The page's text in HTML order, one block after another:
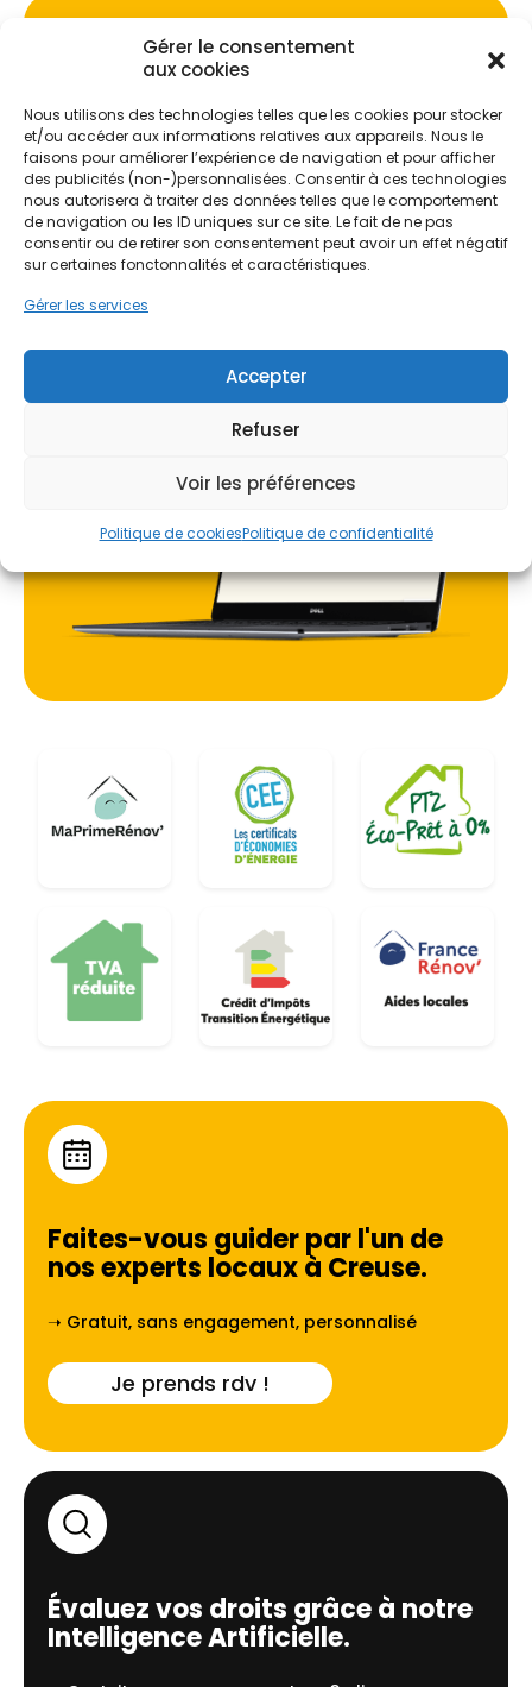
Gérer le consentement
aux cookies
Nous utilisons des technologies telles que les cookies pour stocker
et/ou accéder aux informations relatives aux appareils. Nous le
faisons pour améliorer l’expérience de navigation et pour afficher
des publicités (non-)personnalisées. Consentir à ces technologies
nous autorisera à traiter des données telles que le comportement
de navigation ou les ID uniques sur ce site. Le fait de ne pas
consentir ou de retirer son consentement peut avoir un effet négatif
sur certaines fonctonnalités et caractéristiques.
Gérer les services
Accepter
Refuser
Voir les préférences
Politique de cookiesPolitique de confidentialité
La spécificité du climat local, marqué par des
hivers rigoureux sur le Plateau de Millevaches et
des vents fréquents, impose des exigences
menuiseries, souvent en simple vitrage ou en bois
usé par le temps, laissent passer l'air froid et
l'humidité, augmentant considérablement la
facture de chauffage. Intervenir sur ces points
faibles permet non seulement de réduire les
pertes de chaleur, mais aussi de valoriser
l'esthétique de la maison, qu'il s'agisse d'une
ciblé dans des villes comme La Souterraine ou
Ne passez pas à côté de vos
aides !
Faites vite, les budgets
MaPrimeRénov' sont annuels et
limités. Les dossiers sont traités
par ordre d'arrivée.
Contactez-nous maintenant
pour maximiser vos aides !
Je prends rdv !
Faites-vous guider par l'un de
nos experts locaux à Creuse.
➝ Gratuit, sans engagement, personnalisé
Je prends rdv !
Évaluez vos droits grâce à notre
Intelligence Artificielle.